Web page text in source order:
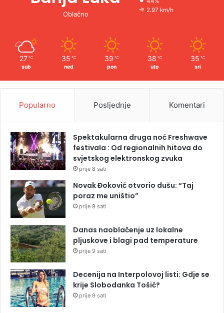
Oblačno
2.97 km/h
27 ℃
sub
35 ℃
ned
39 ℃
pon
38 ℃
uto
35 ℃
sri
Popularno Posljednje Komentari
Spektakularna druga noć Freshwave
festivala : Od regionalnih hitova do
svjetskog elektronskog zvuka
prije 8 sati
Novak Đoković otvorio dušu: “Taj
poraz me uništio”
prije 8 sati
Danas naoblačenje uz lokalne
pljuskove i blagi pad temperature
prije 9 sati
Decenija na Interpolovoj listi: Gdje se
krije Slobodanka Tošić?
prije 9 sati